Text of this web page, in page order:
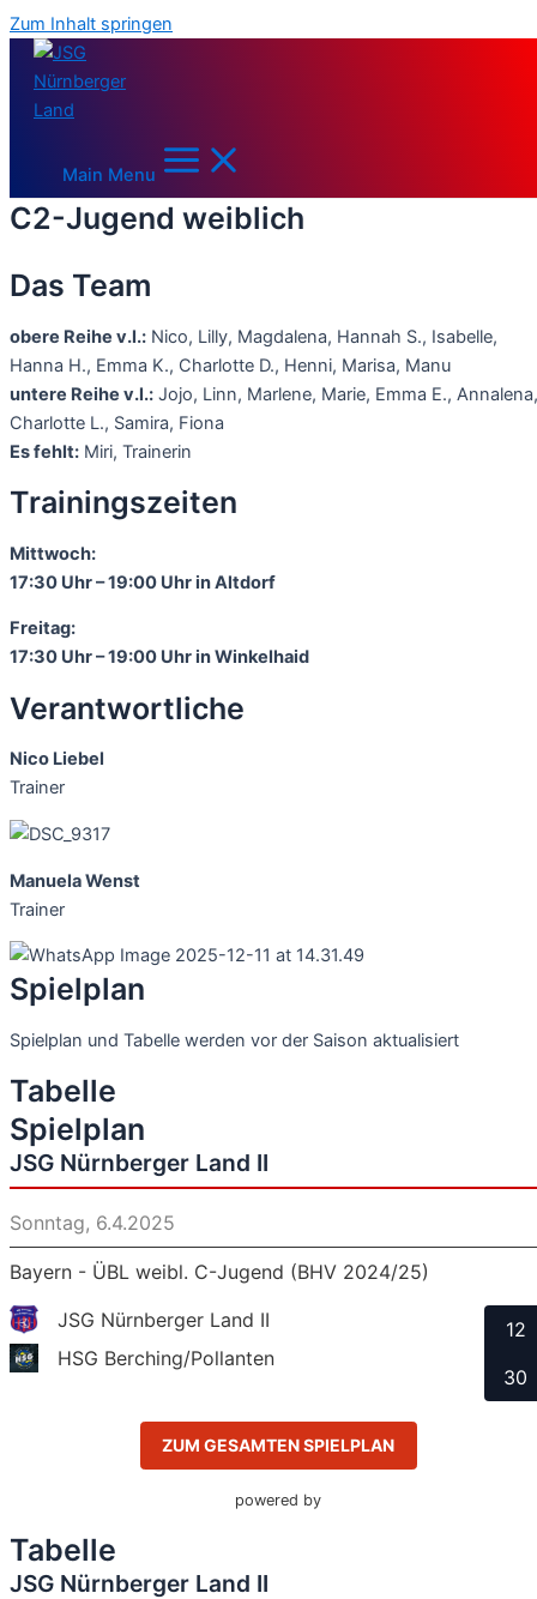
Zum Inhalt springen
Main Menu
C2-Jugend weiblich
Das Team
obere Reihe v.l.: Nico, Lilly, Magdalena, Hannah S., Isabelle,
Hanna H., Emma K., Charlotte D., Henni, Marisa, Manu
untere Reihe v.l.: Jojo, Linn, Marlene, Marie, Emma E., Annalena,
Charlotte L., Samira, Fiona
Es fehlt: Miri, Trainerin
Trainingszeiten
Mittwoch:
17:30 Uhr – 19:00 Uhr in Altdorf
Freitag:
17:30 Uhr – 19:00 Uhr in Winkelhaid
Verantwortliche
Nico Liebel
Trainer
Manuela Wenst
Trainer
Spielplan
Spielplan und Tabelle werden vor der Saison aktualisiert
Tabelle
Spielplan
JSG Nürnberger Land II
Sonntag, 6.4.2025
Bayern - ÜBL weibl. C-Jugend (BHV 2024/25)
JSG Nürnberger Land II
HSG Berching/Pollanten
12
30
ZUM GESAMTEN SPIELPLAN
powered by
Tabelle
JSG Nürnberger Land II